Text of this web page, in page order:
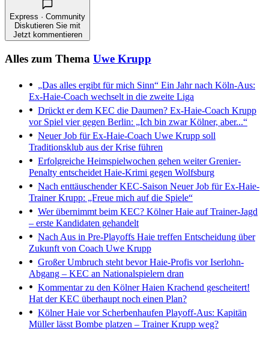
Express · Community
Diskutieren Sie mit
Jetzt kommentieren
Alles zum Thema Uwe Krupp
„Das alles ergibt für mich Sinn“ Ein Jahr nach Köln-Aus:
Ex-Haie-Coach wechselt in die zweite Liga
Drückt er dem KEC die Daumen? Ex-Haie-Coach Krupp
vor Spiel vier gegen Berlin: „Ich bin zwar Kölner, aber...“
Neuer Job für Ex-Haie-Coach Uwe Krupp soll
Traditionsklub aus der Krise führen
Erfolgreiche Heimspielwochen gehen weiterGrenier-
Penalty entscheidet Haie-Krimi gegen Wolfsburg
Nach enttäuschender KEC-Saison Neuer Job für Ex-Haie-
Trainer Krupp: „Freue mich auf die Spiele“
Wer übernimmt beim KEC? Kölner Haie auf Trainer-Jagd
– erste Kandidaten gehandelt
Nach Aus in Pre-Playoffs Haie treffen Entscheidung über
Zukunft von Coach Uwe Krupp
Großer Umbruch steht bevorHaie-Profis vor Iserlohn-
Abgang – KEC an Nationalspielern dran
Kommentar zu den Kölner Haien Krachend gescheitert!
Hat der KEC überhaupt noch einen Plan?
Kölner Haie vor Scherbenhaufen Playoff-Aus: Kapitän
Müller lässt Bombe platzen – Trainer Krupp weg?